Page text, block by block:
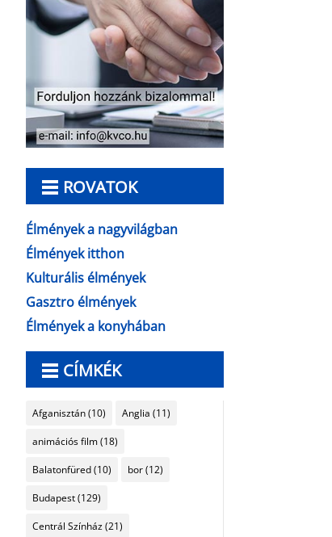
ROVATOK
Élmények a nagyvilágban
Élmények itthon
Kulturális élmények
Gasztro élmények
Élmények a konyhában
CÍMKÉK
Afganisztán(10) Anglia (11)
animációs film(18)
Balatonfüred(10) bor(12)
Budapest(129)
Centrál Színház(21)